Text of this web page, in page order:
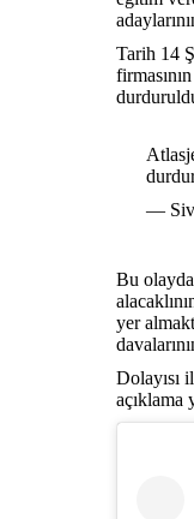
Tarih 14
—
Bu
yer
Dolayısı
açıklama